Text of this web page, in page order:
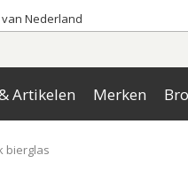
Nederland
Artikelen Merken
bierglas